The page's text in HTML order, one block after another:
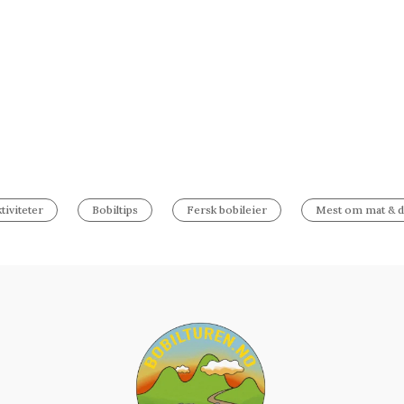
Bobiltips Fersk bobileier Mest om mat &